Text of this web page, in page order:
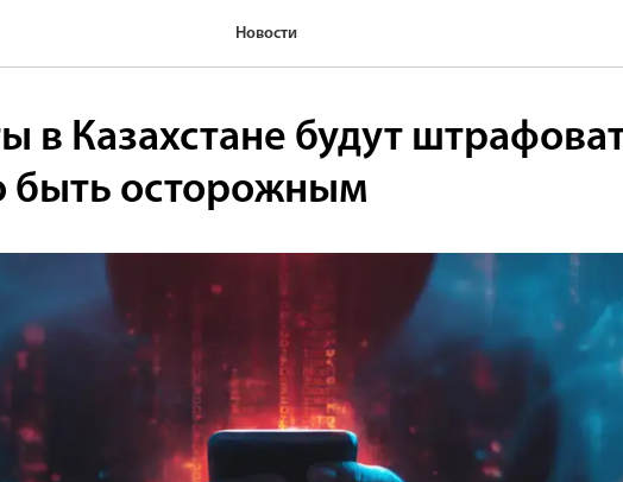
Новости
в Казахстане будут
быть осторожным